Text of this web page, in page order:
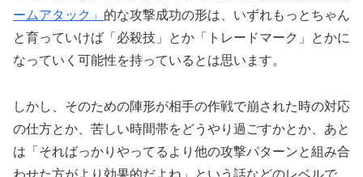
ームアタック」 的な攻撃成功の形は、いずれもっとちゃん
と育っていけば「必殺技」とか「トレードマーク」とかに
なっていく可能性を持っているとは思います。
しかし、そのための陣形が相手の作戦で崩された時の対応
の仕方とか、苦しい時間帯をどうやり過ごすかとか、あと
は「そればっかりやってるより他の攻撃パターンと組み合
わせた方がより効果的だよね」という話などのレベルで、